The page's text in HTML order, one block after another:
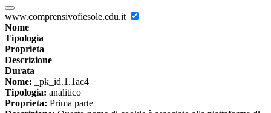
www.comprensivofiesole.edu.it
Nome
Tipologia
Proprieta
Descrizione
Durata
Nome: _pk_id.1.1ac4
Tipologia: analitico
Proprieta: Prima parte